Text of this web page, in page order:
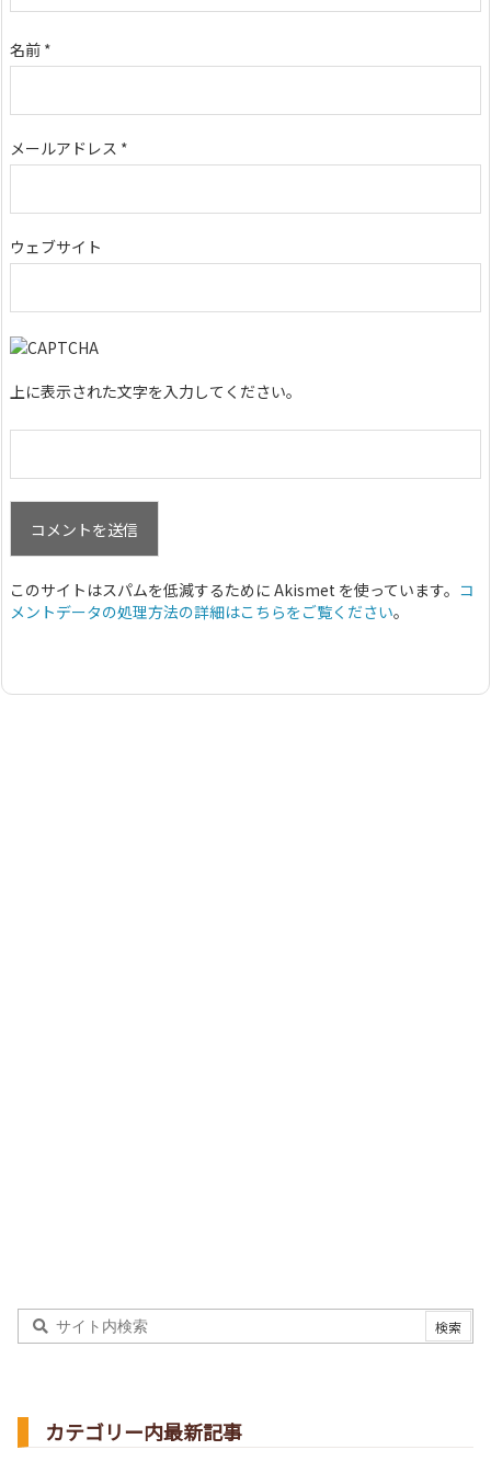
名前 *
メールアドレス *
ウェブサイト
上に表示された文字を入力してください。
このサイトはスパムを低減するために Akismet を使っています。 コ
メントデータの処理方法の詳細はこちらをご覧ください。
カテゴリー内最新記事